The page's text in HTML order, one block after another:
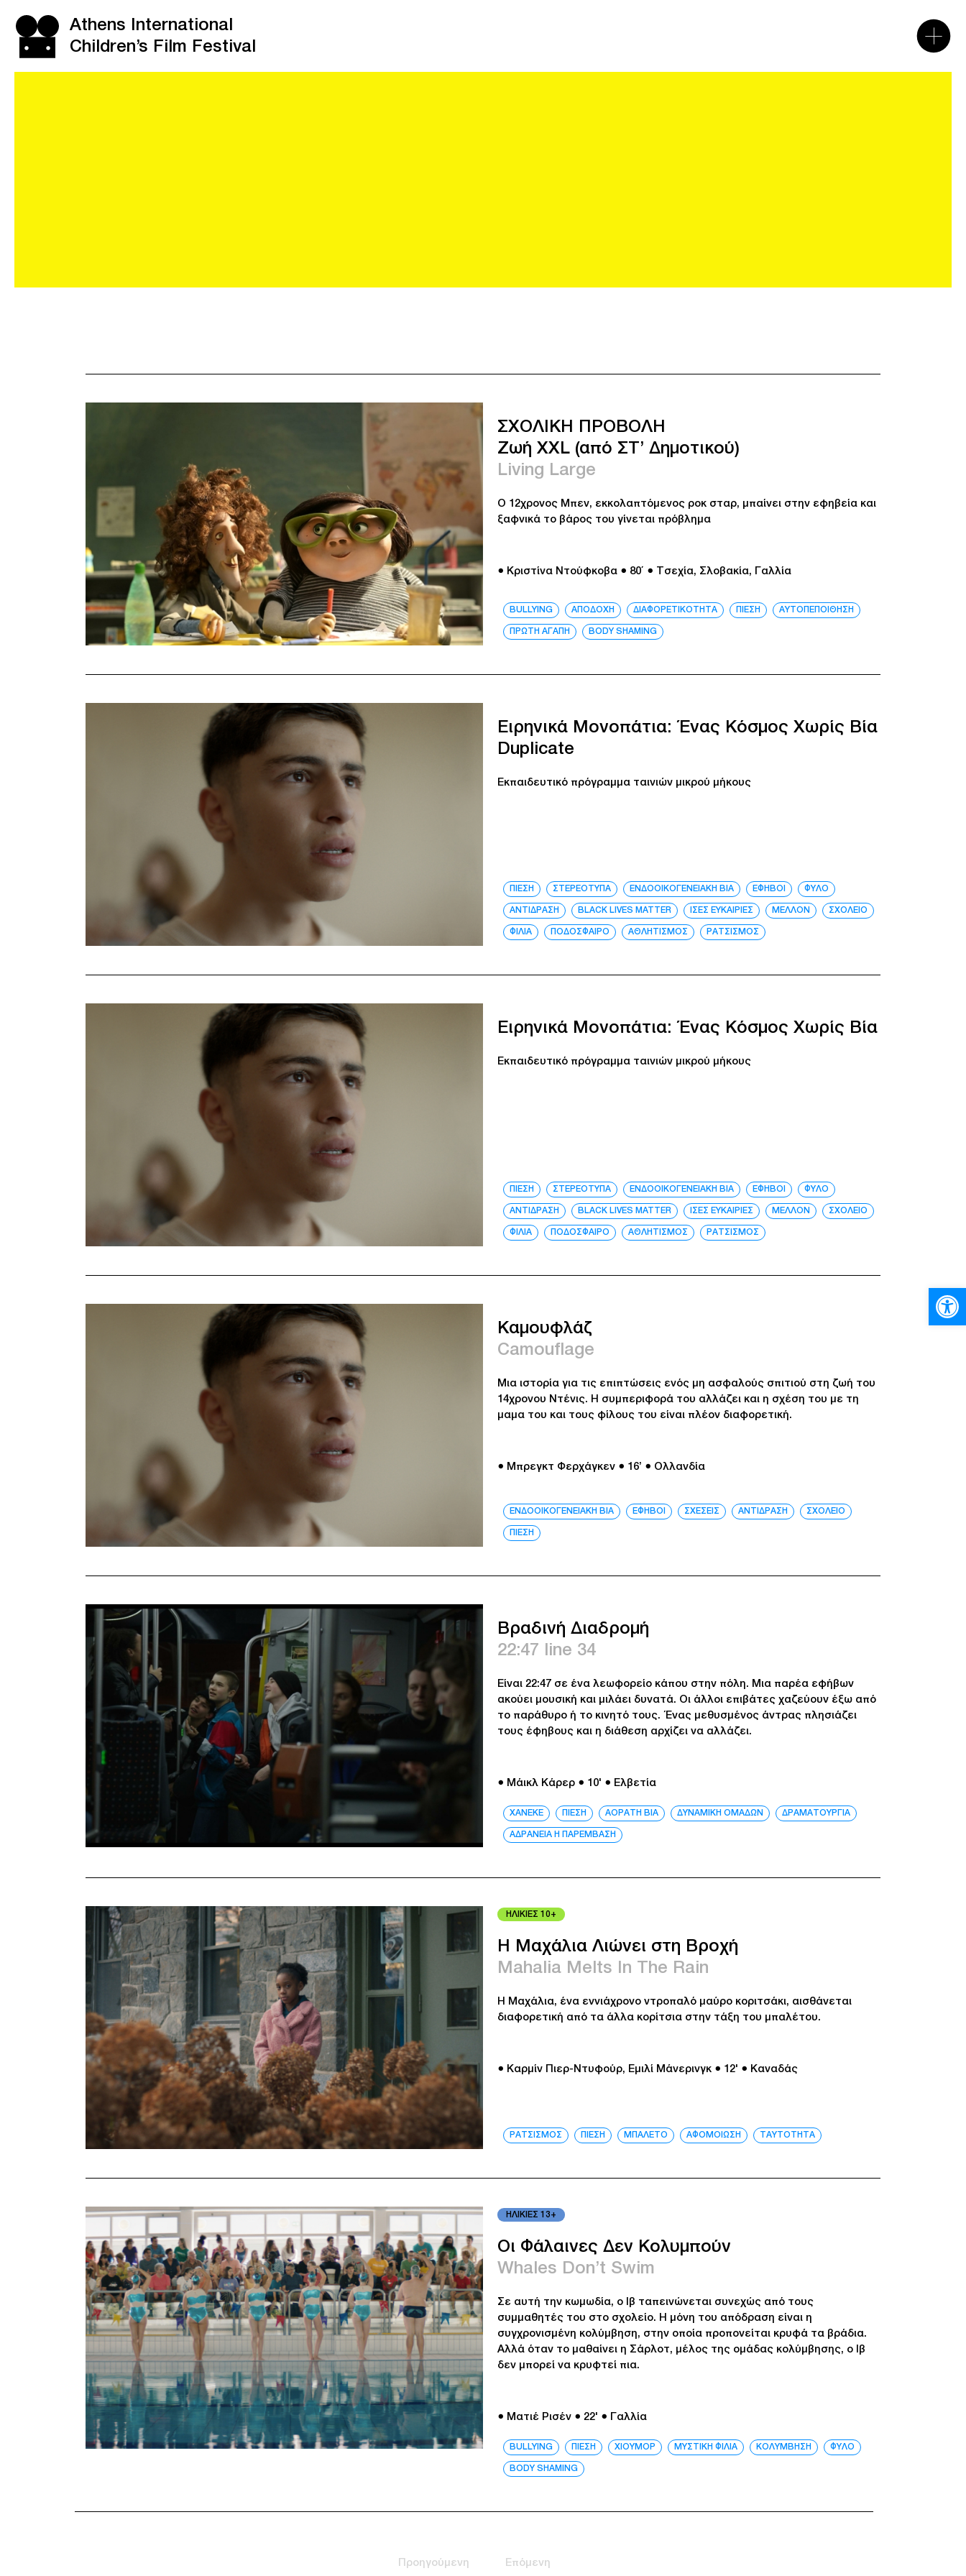
Athens International
Children’s Film Festival
ΣΧΟΛΙΚΗ ΠΡΟΒΟΛΗ
Ζωή XXL (από ΣΤ’ Δημοτικού)
Living Large
Ο 12χρονος Μπεν, εκκολαπτόμενος ροκ σταρ, μπαίνει στην εφηβεία και
ξαφνικά το βάρος του γίνεται πρόβλημα
● Κριστίνα Ντούφκοβα ● 80΄ ● Τσεχία, Σλοβακία, Γαλλία
BULLYING ΑΠΟΔΟΧΗ ΔΙΑΦΟΡΕΤΙΚΟΤΗΤΑ ΠΙΕΣΗ ΑΥΤΟΠΕΠΟΙΘΗΣΗ
ΠΡΩΤΗ ΑΓΑΠΗ BODY SHAMING
Ειρηνικά Μονοπάτια: Ένας Κόσμος Χωρίς Βία
Duplicate
Εκπαιδευτικό πρόγραμμα ταινιών μικρού μήκους
ΠΙΕΣΗ ΣΤΕΡΕΟΤΥΠΑ ΕΝΔΟΟΙΚΟΓΕΝΕΙΑΚΗ ΒΙΑ ΕΦΗΒΟΙ ΦΥΛΟ
ΑΝΤΙΔΡΑΣΗ BLACK LIVES MATTER ΙΣΕΣ ΕΥΚΑΙΡΙΕΣ ΜΕΛΛΟΝ ΣΧΟΛΕΙΟ
ΦΙΛΙΑ ΠΟΔΟΣΦΑΙΡΟ ΑΘΛΗΤΙΣΜΟΣ ΡΑΤΣΙΣΜΟΣ
Ειρηνικά Μονοπάτια: Ένας Κόσμος Χωρίς Βία
Εκπαιδευτικό πρόγραμμα ταινιών μικρού μήκους
ΠΙΕΣΗ ΣΤΕΡΕΟΤΥΠΑ ΕΝΔΟΟΙΚΟΓΕΝΕΙΑΚΗ ΒΙΑ ΕΦΗΒΟΙ ΦΥΛΟ
ΑΝΤΙΔΡΑΣΗ BLACK LIVES MATTER ΙΣΕΣ ΕΥΚΑΙΡΙΕΣ ΜΕΛΛΟΝ ΣΧΟΛΕΙΟ
ΦΙΛΙΑ ΠΟΔΟΣΦΑΙΡΟ ΑΘΛΗΤΙΣΜΟΣ ΡΑΤΣΙΣΜΟΣ
Καμουφλάζ
Camouflage
Μια ιστορία για τις επιπτώσεις ενός μη ασφαλούς σπιτιού στη ζωή του
14χρονου Ντένις. Η συμπεριφορά του αλλάζει και η σχέση του με τη
μαμα του και τους φίλους του είναι πλέον διαφορετική.
● Μπρεγκτ Φερχάγκεν ● 16’ ● Ολλανδία
ΕΝΔΟΟΙΚΟΓΕΝΕΙΑΚΗ ΒΙΑ ΕΦΗΒΟΙ ΣΧΕΣΕΙΣ ΑΝΤΙΔΡΑΣΗ ΣΧΟΛΕΙΟ
ΠΙΕΣΗ
Βραδινή Διαδρομή
22:47 line 34
Είναι 22:47 σε ένα λεωφορείο κάπου στην πόλη. Μια παρέα εφήβων
ακούει μουσική και μιλάει δυνατά. Οι άλλοι επιβάτες χαζεύουν έξω από
το παράθυρο ή το κινητό τους. Ένας μεθυσμένος άντρας πλησιάζει
τους έφηβους και η διάθεση αρχίζει να αλλάζει.
● Μάικλ Κάρερ ● 10' ● Ελβετία
ΧΑΝΕΚΕ ΠΙΕΣΗ ΑΟΡΑΤΗ ΒΙΑ ΔΥΝΑΜΙΚΗ ΟΜΑΔΩΝ ΔΡΑΜΑΤΟΥΡΓΙΑ
ΑΔΡΑΝΕΙΑ Η ΠΑΡΕΜΒΑΣΗ
ΗΛΙΚΙΕΣ 10+
Η Μαχάλια Λιώνει στη Βροχή
Mahalia Melts In The Rain
Η Μαχάλια, ένα εννιάχρονο ντροπαλό μαύρο κοριτσάκι, αισθάνεται
διαφορετική από τα άλλα κορίτσια στην τάξη του μπαλέτου.
● Καρμίν Πιερ-Ντυφούρ, Εμιλί Μάνερινγκ ● 12' ● Καναδάς
ΡΑΤΣΙΣΜΟΣ ΠΙΕΣΗ ΜΠΑΛΕΤΟ ΑΦΟΜΟΙΩΣΗ ΤΑΥΤΟΤΗΤΑ
ΗΛΙΚΙΕΣ 13+
Οι Φάλαινες Δεν Κολυμπούν
Whales Don’t Swim
Σε αυτή την κωμωδία, ο Ιβ ταπεινώνεται συνεχώς από τους
συμμαθητές του στο σχολείο. Η μόνη του απόδραση είναι η
συγχρονισμένη κολύμβηση, στην οποία προπονείται κρυφά τα βράδια.
Αλλά όταν το μαθαίνει η Σάρλοτ, μέλος της ομάδας κολύμβησης, ο Ιβ
δεν μπορεί να κρυφτεί πια.
● Ματιέ Ρισέν ● 22' ● Γαλλία
BULLYING ΠΙΕΣΗ ΧΙΟΥΜΟΡ ΜΥΣΤΙΚΗ ΦΙΛΙΑ ΚΟΛΥΜΒΗΣΗ ΦΥΛΟ
BODY SHAMING
Προηγούμενη Επόμενη